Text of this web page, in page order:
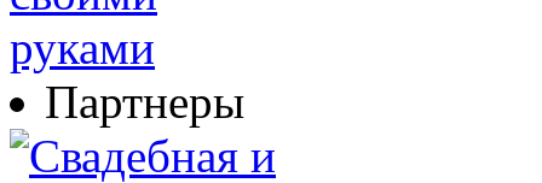
Партнеры